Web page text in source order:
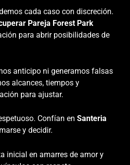
cada caso con discreción.
Pareja Forest Park
para abrir posibilidades de
anticipo ni generamos falsas
alcances, tiempos y
para ajustar.
Confían en Santeria
y decidir.
inicial en amarres de amor y